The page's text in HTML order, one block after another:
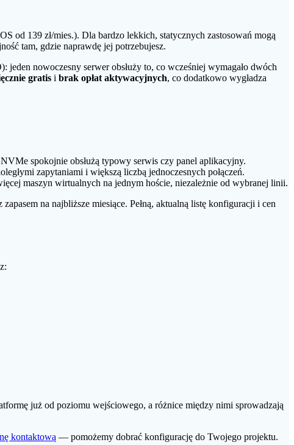
od 139 zł/mies.). Dla bardzo lekkich, statycznych zastosowań mogą
tam, gdzie naprawdę jej potrzebujesz.
nowoczesny serwer obsłuży to, co wcześniej wymagało dwóch
gratis i brak opłat aktywacyjnych, co dodatkowo wygładza
spokojnie obsłużą typowy serwis czy panel aplikacyjny.
zapytaniami i większą liczbą jednoczesnych połączeń.
maszyn wirtualnych na jednym hoście, niezależnie od wybranej linii.
na najbliższe miesiące. Pełną, aktualną listę konfiguracji i cen
już od poziomu wejściowego, a różnice między nimi sprowadzają
kontaktową — pomożemy dobrać konfigurację do Twojego projektu.